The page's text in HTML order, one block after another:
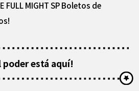
FULL MIGHT SP Boletos de
poder está aquí!